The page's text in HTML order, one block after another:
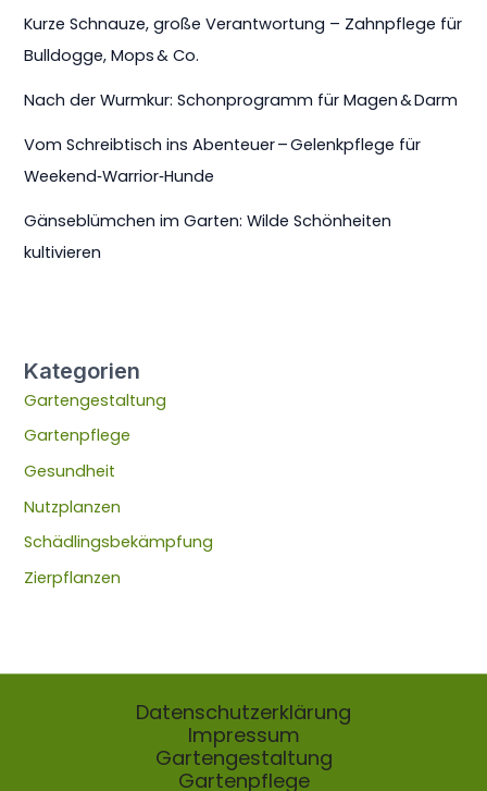
Kurze Schnauze, große Verantwortung – Zahnpflege für
Bulldogge, Mops & Co.
Nach der Wurmkur: Schonprogramm für Magen & Darm
Vom Schreibtisch ins Abenteuer – Gelenkpflege für
Weekend‑Warrior‑Hunde
Gänseblümchen im Garten: Wilde Schönheiten
kultivieren
Kategorien
Gartengestaltung
Gartenpflege
Gesundheit
Nutzplanzen
Schädlingsbekämpfung
Zierpflanzen
Datenschutzerklärung
Impressum
Gartengestaltung
Gartenpflege